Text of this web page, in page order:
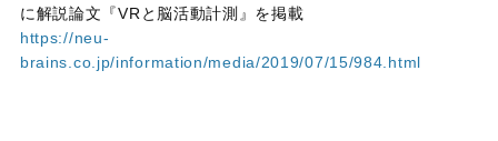
に解説論文『VRと脳活動計測』を掲載
https://neu-
brains.co.jp/information/media/2019/07/15/984.html